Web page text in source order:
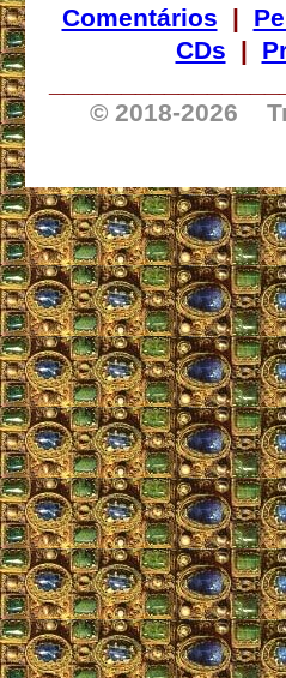
Comentários |
CDs |
© 2018-2026